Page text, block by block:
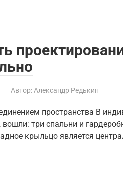
Автор: Александр Редькин
пространства В
три спальни и
крыльцо является